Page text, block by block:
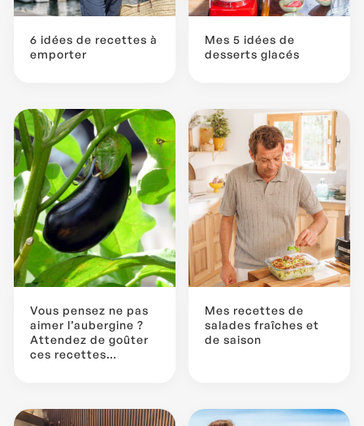
6 idées de recettes à
emporter
Mes 5 idées de
desserts glacés
Vous pensez ne pas
aimer l’aubergine ?
Attendez de goûter
ces recettes…
Mes recettes de
salades fraîches et
de saison